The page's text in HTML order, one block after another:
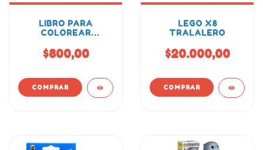
LIBRO PARA
COLOREAR
TRALALA
$800,00
LEGO X8
TRALALERO
$20.000,00